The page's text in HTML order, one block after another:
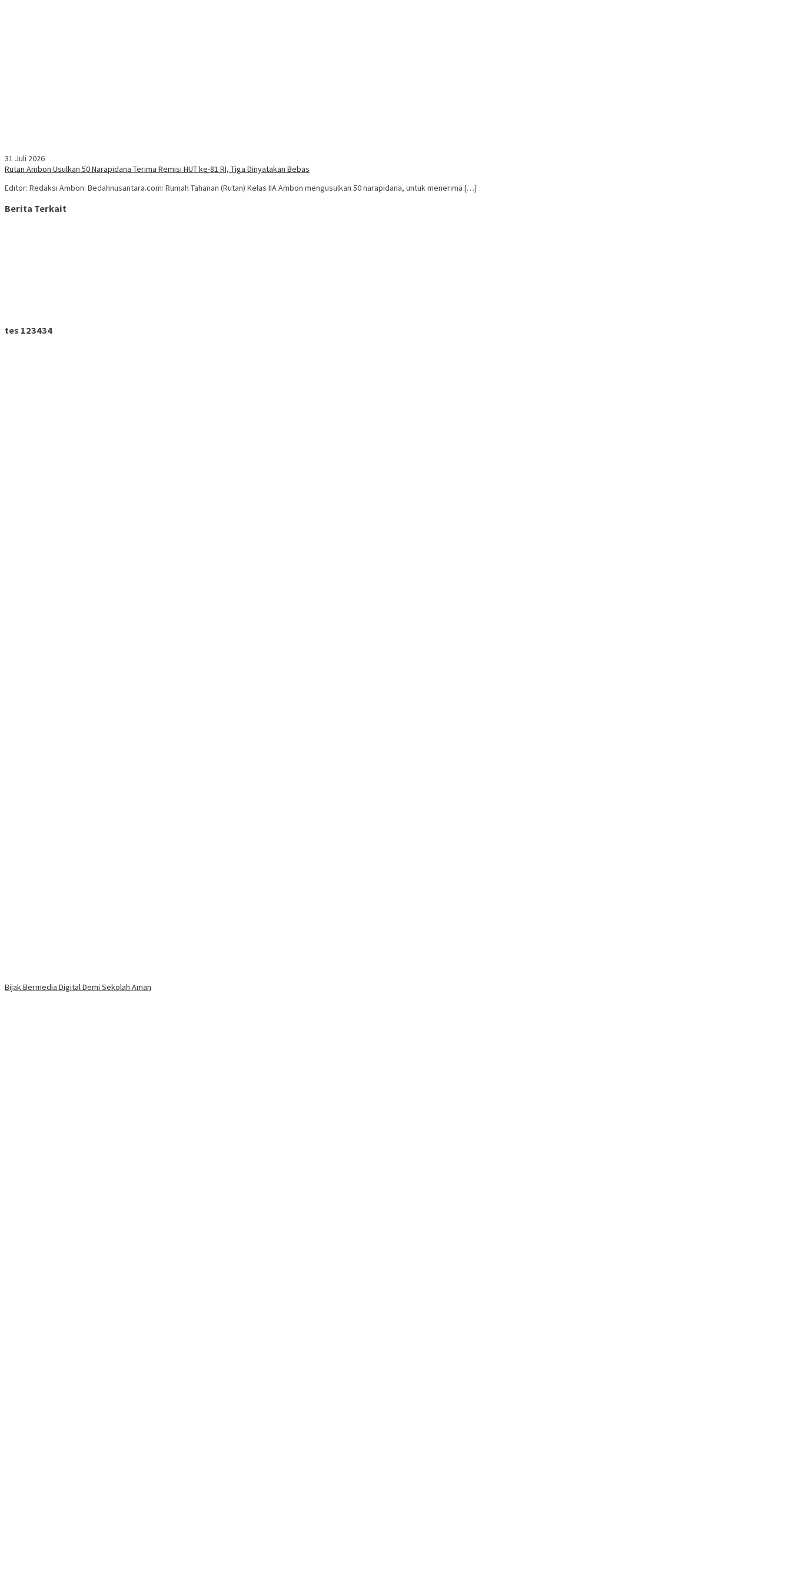
31 Juli 2026
Rutan Ambon Usulkan 50 Narapidana Terima Remisi HUT ke-81 RI, Tiga Dinyatakan Bebas
Editor: Redaksi Ambon: Bedahnusantara.com: Rumah Tahanan (Rutan) Kelas IIA Ambon mengusulkan 50 narapidana, untuk menerima […]
Berita Terkait
tes 123434
Bijak Bermedia Digital Demi Sekolah Aman